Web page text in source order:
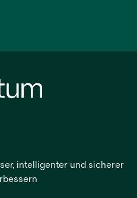
intelligenter und sicherer